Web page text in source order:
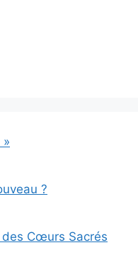
?
Cœurs Sacrés